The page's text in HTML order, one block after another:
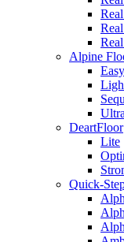
Alpine
Ultra
DeartFloor
Lite
Quick-